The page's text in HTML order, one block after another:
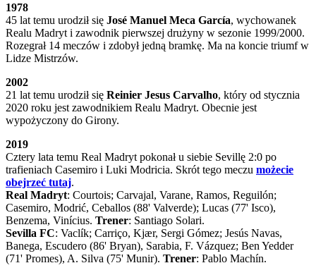
1978
45 lat temu urodził się José Manuel Meca García, wychowanek
Realu Madryt i zawodnik pierwszej drużyny w sezonie 1999/2000.
Rozegrał 14 meczów i zdobył jedną bramkę. Ma na koncie triumf w
Lidze Mistrzów.
2002
21 lat temu urodził się Reinier Jesus Carvalho, który od stycznia
2020 roku jest zawodnikiem Realu Madryt. Obecnie jest
wypożyczony do Girony.
2019
Cztery lata temu Real Madryt pokonał u siebie Sevillę 2:0 po
trafieniach Casemiro i Luki Modricia. Skrót tego meczu możecie
obejrzeć tutaj.
Real Madryt: Courtois; Carvajal, Varane, Ramos, Reguilón;
Casemiro, Modrić, Ceballos (88' Valverde); Lucas (77' Isco),
Benzema, Vinícius. Trener: Santiago Solari.
Sevilla FC: Vaclík; Carriço, Kjær, Sergi Gómez; Jesús Navas,
Banega, Escudero (86' Bryan), Sarabia, F. Vázquez; Ben Yedder
(71' Promes), A. Silva (75' Munir). Trener: Pablo Machín.